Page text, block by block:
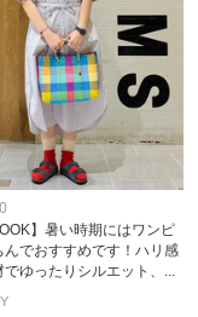
】暑い時期にはワンピ
んでおすすめです！ハリ感
でゆったりシルエット、...